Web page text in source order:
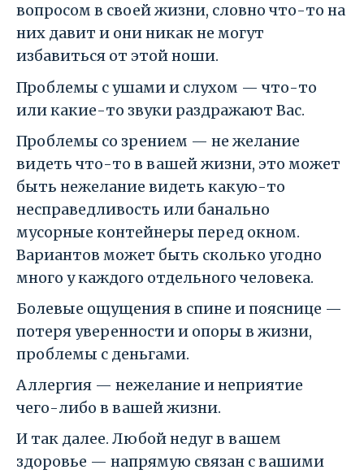
вопросом в своей жизни, словно что-то на
них давит и они никак не могут
избавиться от этой ноши.
Проблемы с ушами и слухом — что-то
или какие-то звуки раздражают Вас.
Проблемы со зрением — не желание
видеть что-то в вашей жизни, это может
быть нежелание видеть какую-то
несправедливость или банально
мусорные контейнеры перед окном.
Вариантов может быть сколько угодно
много у каждого отдельного человека.
Болевые ощущения в спине и пояснице —
потеря уверенности и опоры в жизни,
проблемы с деньгами.
Аллергия — нежелание и неприятие
чего-либо в вашей жизни.
И так далее. Любой недуг в вашем
здоровье — напрямую связан с вашими